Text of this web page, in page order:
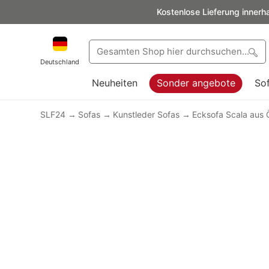
Kostenlose Lieferung
Deutschland
Neuheiten Sonder angebote
SLF24 Sofas Kunstleder Sofas Ecksofa Scala aus